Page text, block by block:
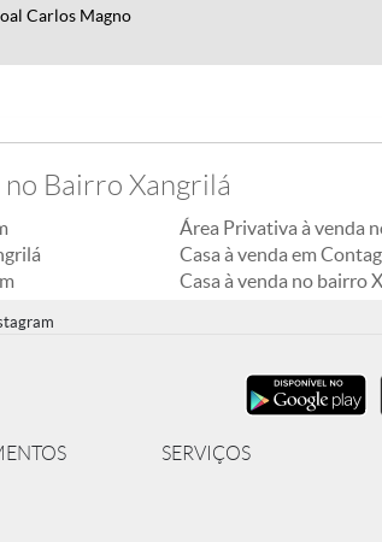
Carlos Magno
Bairro Xangrilá
Área Privativa à venda
Casa à venda em
Casa à venda no bairro
SERVIÇOS